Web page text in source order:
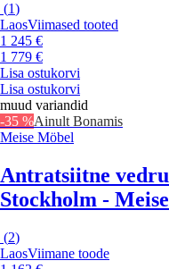
(1)
LaosViimased tooted
1 245 €
1 779 €
Lisa ostukorvi
Lisa ostukorvi
muud variandid
-35 %Ainult Bonamis
Meise Möbel
Antratsiitne
Stockholm -
(2)
LaosViimane toode